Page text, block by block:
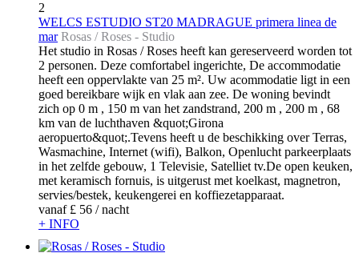
2
WELCS ESTUDIO ST20 MADRAGUE primera linea de
mar Rosas / Roses - Studio
Het studio in Rosas / Roses heeft kan gereserveerd worden tot
2 personen. Deze comfortabel ingerichte, De accommodatie
heeft een oppervlakte van 25 m². Uw acommodatie ligt in een
goed bereikbare wijk en vlak aan zee. De woning bevindt
zich op 0 m , 150 m van het zandstrand, 200 m , 200 m , 68
km van de luchthaven &quot;Girona
aeropuerto&quot;.Tevens heeft u de beschikking over Terras,
Wasmachine, Internet (wifi), Balkon, Openlucht parkeerplaats
in het zelfde gebouw, 1 Televisie, Satelliet tv.De open keuken,
met keramisch fornuis, is uitgerust met koelkast, magnetron,
servies/bestek, keukengerei en koffiezetapparaat.
vanaf £ 56 / nacht
+ INFO